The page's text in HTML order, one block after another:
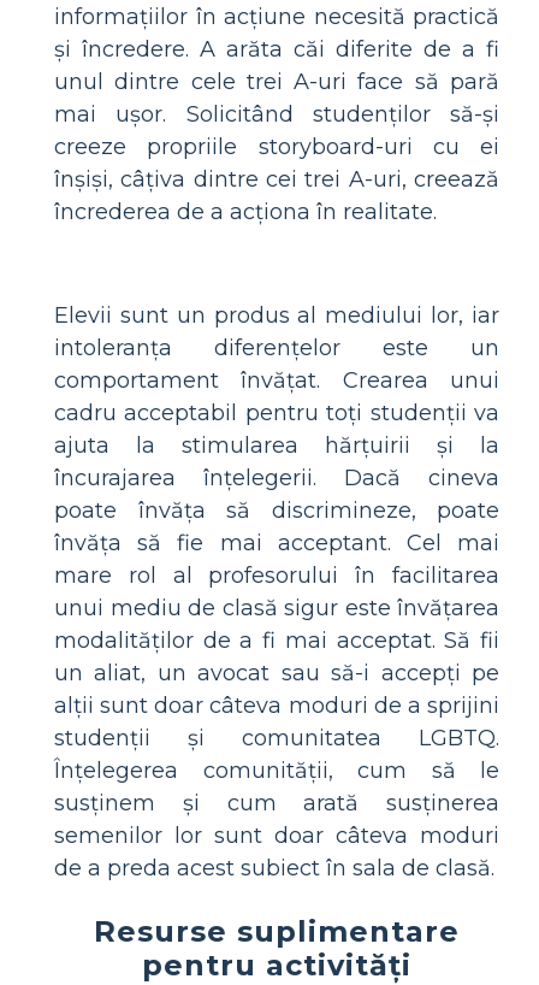
informațiilor în acțiune necesită practică
și încredere. A arăta căi diferite de a fi
unul dintre cele trei A-uri face să pară
mai ușor. Solicitând studenților să-și
creeze propriile storyboard-uri cu ei
înșiși, câțiva dintre cei trei A-uri, creează
încrederea de a acționa în realitate.
Elevii sunt un produs al mediului lor, iar
intoleranța diferențelor este un
comportament învățat. Crearea unui
cadru acceptabil pentru toți studenții va
ajuta la stimularea hărțuirii și la
încurajarea înțelegerii. Dacă cineva
poate învăța să discrimineze, poate
învăța să fie mai acceptant. Cel mai
mare rol al profesorului în facilitarea
unui mediu de clasă sigur este învățarea
modalităților de a fi mai acceptat. Să fii
un aliat, un avocat sau să-i accepți pe
alții sunt doar câteva moduri de a sprijini
studenții și comunitatea LGBTQ.
Înțelegerea comunității, cum să le
susținem și cum arată susținerea
semenilor lor sunt doar câteva moduri
de a preda acest subiect în sala de clasă.
Resurse suplimentare
pentru activități